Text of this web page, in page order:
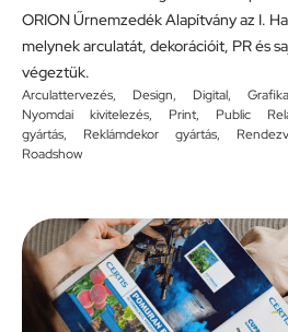
ORION Űrnemzedék Alapítvány az I.
melynek arculatát, dekorációit, PR és
végeztük.
Arculattervezés, Design, Digital,
Nyomdai kivitelezés, Print, Public
gyártás, Reklámdekor gyártás,
Roadshow